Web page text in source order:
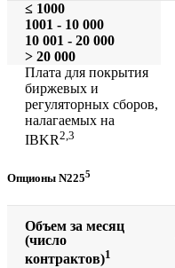
≤ 1000
1001 - 10 000
10 001 - 20 000
> 20 000
Плата для покрытия
биржевых и
регуляторных сборов,
налагаемых на
IBKR2,3
Опционы N2255
Объем за месяц
(число
контрактов)1